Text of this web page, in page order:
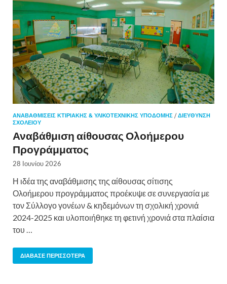
ΑΝΑΒΑΘΜΊΣΕΙΣ ΚΤΙΡΙΑΚΉΣ & ΥΛΙΚΟΤΕΧΝΙΚΉΣ ΥΠΟΔΟΜΉΣ /ΔΙΕΎΘΥΝΣΗ
ΣΧΟΛΕΊΟΥ
Αναβάθμιση αίθουσας Ολοήμερου
Προγράμματος
28 Ιουνίου 2026
Η ιδέα της αναβάθμισης της αίθουσας σίτισης
Ολοήμερου προγράμματος προέκυψε σε συνεργασία με
τον Σύλλογο γονέων & κηδεμόνων τη σχολική χρονιά
2024-2025 και υλοποιήθηκε τη φετινή χρονιά στα πλαίσια
του …
ΔΙΆΒΑΣΕ ΠΕΡΙΣΣΌΤΕΡΑ